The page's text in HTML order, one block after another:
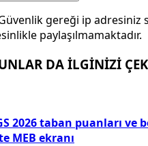
gereği ip adresiniz
paylaşılmamaktadır.
DA İLGİNİZİ
2026 taban puanları ve
MEB ekranı